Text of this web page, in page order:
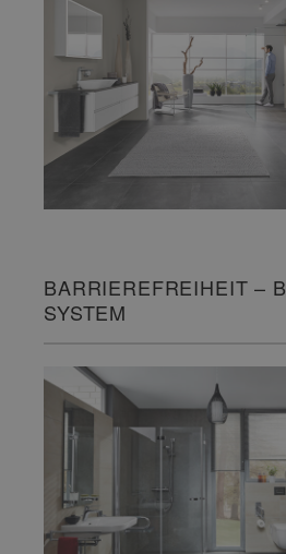
BARRIEREFREIHEIT –
SYSTEM